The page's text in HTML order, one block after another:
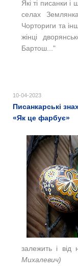
Які ті писанки
селах
Чорториги та
жінці
Бартош..."
10-04-2023
Писанкарські
«Як це фарбує»
залежить і
Михалевич)